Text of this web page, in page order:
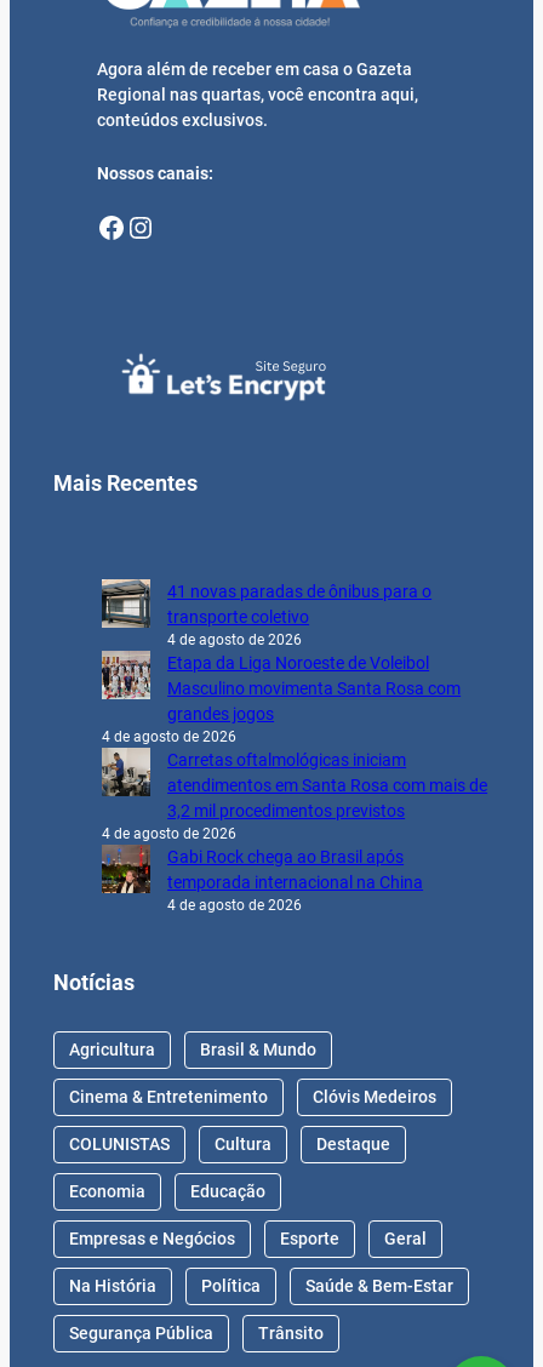
Agora além de receber em casa o Gazeta
Regional nas quartas, você encontra aqui,
conteúdos exclusivos.
Nossos canais:
Facebook Instagram
Mais Recentes
41 novas paradas de ônibus para o
transporte coletivo
4 de agosto de 2026
Etapa da Liga Noroeste de Voleibol
Masculino movimenta Santa Rosa com
grandes jogos
4 de agosto de 2026
Carretas oftalmológicas iniciam
atendimentos em Santa Rosa com mais de
3,2 mil procedimentos previstos
4 de agosto de 2026
Gabi Rock chega ao Brasil após
temporada internacional na China
4 de agosto de 2026
Notícias
Agricultura Brasil & Mundo
Cinema & Entretenimento Clóvis Medeiros
COLUNISTAS Cultura Destaque
Economia Educação
Empresas e Negócios Esporte Geral
Na História Política Saúde & Bem-Estar
Segurança Pública Trânsito